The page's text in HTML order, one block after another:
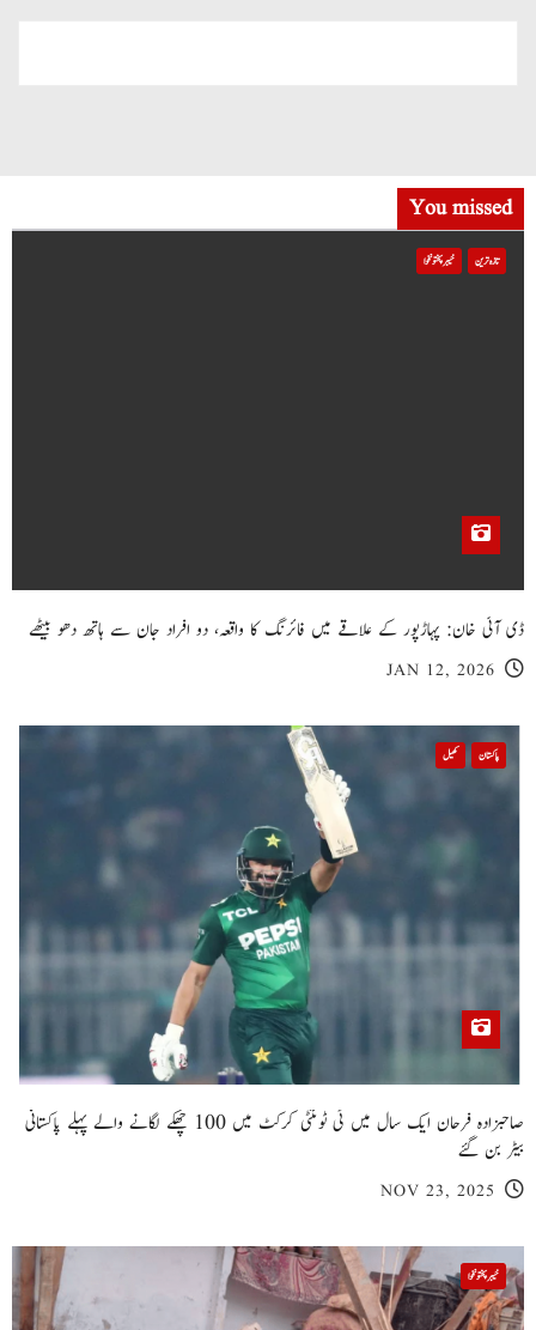
You missed
تازہ ترین خیبر پختونخوا
ڈی آئی خان: پہاڑپور کے علاقے میں فائرنگ کا واقعہ، دو افراد جان سے ہاتھ دھو بیٹھے
JAN 12, 2026
پاکستان کھیل
صاحبزادہ فرحان ایک سال میں ٹی ٹوئنٹی کرکٹ میں 100 چھکے لگانے والے پہلے پاکستانی
بیٹر بن گئے
NOV 23, 2025
خیبر پختونخوا